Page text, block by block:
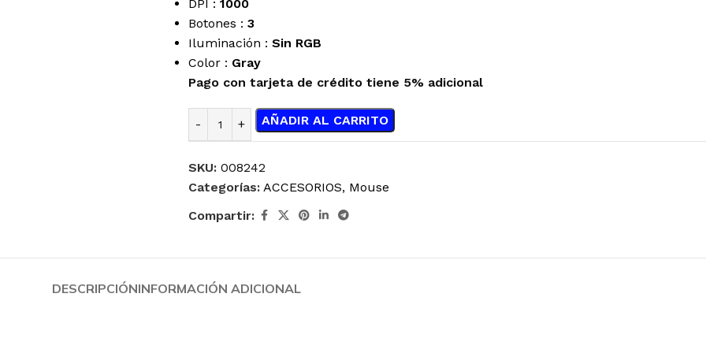
DPI : 1000
Botones : 3
Iluminación : Sin RGB
Color : Gray
Pago con tarjeta de crédito tiene 5% adicional
AÑADIR AL CARRITO
SKU: 008242
Categorías: ACCESORIOS, Mouse
Compartir:
DESCRIPCIÓNINFORMACIÓN ADICIONAL